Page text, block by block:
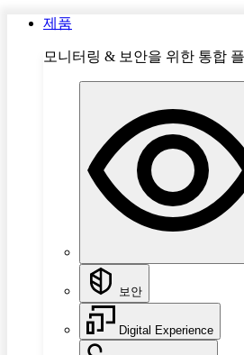
제품
모니터링 & 보안을 위한 통합
보안
Digital Experience